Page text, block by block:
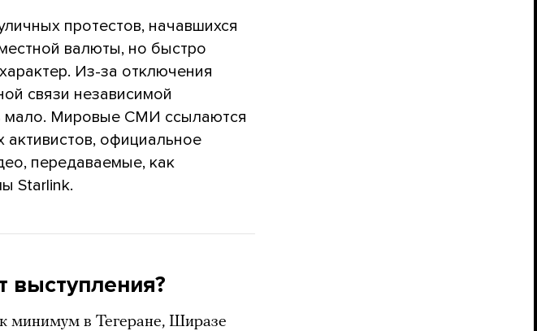
протестов, начавшихся
валюты, но быстро
Из-за отключения
связи независимой
мало. Мировые СМИ ссылаются
официальное
передаваемые, как
Starlink.
выступления?
минимум в Тегеране, Ширазе